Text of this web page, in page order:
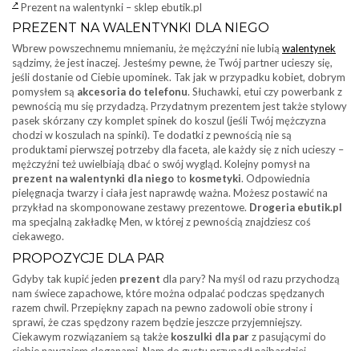
Prezent na walentynki – sklep ebutik.pl
PREZENT NA WALENTYNKI DLA NIEGO
Wbrew powszechnemu mniemaniu, że mężczyźni nie lubią walentynek
sądzimy, że jest inaczej. Jesteśmy pewne, że Twój partner ucieszy się,
jeśli dostanie od Ciebie upominek. Tak jak w przypadku kobiet, dobrym
pomysłem są akcesoria do telefonu. Słuchawki, etui czy powerbank z
pewnością mu się przydadzą. Przydatnym prezentem jest także stylowy
pasek skórzany czy komplet spinek do koszul (jeśli Twój mężczyzna
chodzi w koszulach na spinki). Te dodatki z pewnością nie są
produktami pierwszej potrzeby dla faceta, ale każdy się z nich ucieszy –
mężczyźni też uwielbiają dbać o swój wygląd. Kolejny pomysł na
prezent na walentynki dla niegoto kosmetyki. Odpowiednia
pielęgnacja twarzy i ciała jest naprawdę ważna. Możesz postawić na
przykład na skomponowane zestawy prezentowe. Drogeria ebutik.pl
ma specjalną zakładkę Men, w której z pewnością znajdziesz coś
ciekawego.
PROPOZYCJE DLA PAR
Gdyby tak kupić jeden prezent dla pary? Na myśl od razu przychodzą
nam świece zapachowe, które można odpalać podczas spędzanych
razem chwil. Przepiękny zapach na pewno zadowoli obie strony i
sprawi, że czas spędzony razem będzie jeszcze przyjemniejszy.
Ciekawym rozwiązaniem są także koszulki dla parz pasującymi do